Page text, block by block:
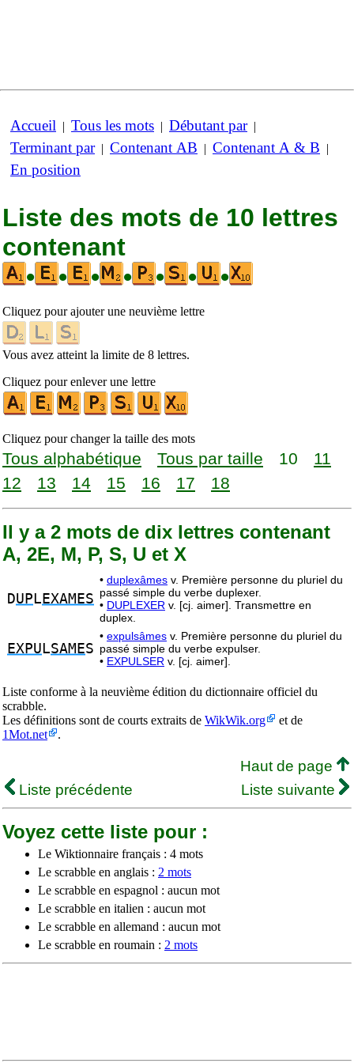
Accueil | Tous les mots | Débutant par|
Terminant par| Contenant AB | Contenant A & B |
En position
Liste des mots de 10 lettres
contenant
•
• • • • • •
Cliquez pour ajouter une neuvième lettre
Vous avez atteint la limite de 8 lettres.
Cliquez pour enlever une lettre
Cliquez pour changer la taille des mots
Tous alphabétique Tous par taille 10
11
12
13 14 15 16 17 18
Il y a 2 mots de dix lettres contenant
A, 2E, M, P, S, U et X
DUP L EXAMES
• duplexâmes v. Première personne du pluriel du
passé simple du verbe duplexer.
• DUPLEXER v. [cj. aimer]. Transmettre en
duplex.
EXPU LSAMES
• expulsâmes v. Première personne du pluriel du
passé simple du verbe expulser.
• EXPULSER v. [cj. aimer].
Liste conforme à la neuvième édition du dictionnaire officiel du
scrabble.
Les définitions sont de courts extraits de WikWik.org
et de
1Mot.net
.
Haut de page
Liste précédente
Liste suivante
Voyez cette liste pour :
Le Wiktionnaire français : 4 mots
Le scrabble en anglais : 2 mots
Le scrabble en espagnol : aucun mot
Le scrabble en italien : aucun mot
Le scrabble en allemand : aucun mot
Le scrabble en roumain : 2 mots